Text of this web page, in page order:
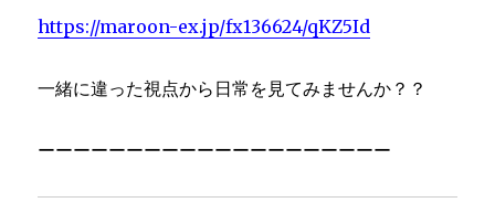
https://maroon-ex.jp/fx136624/qKZ5Id
一緒に違った視点から日常を見てみませんか？？
ーーーーーーーーーーーーーーーーーーーー